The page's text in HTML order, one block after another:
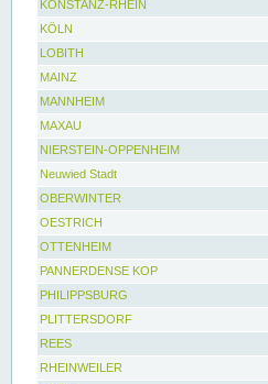
KONSTANZ-RHEIN
KÖLN
LOBITH
MAINZ
MANNHEIM
MAXAU
NIERSTEIN-OPPENHEIM
Neuwied Stadt
OBERWINTER
OESTRICH
OTTENHEIM
PANNERDENSE KOP
PHILIPPSBURG
PLITTERSDORF
REES
RHEINWEILER